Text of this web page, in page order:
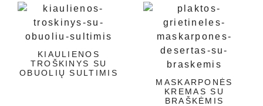
KIAULIENOS
TROŠKINYS SU
OBUOLIŲ SULTIMIS
MASKARPONĖS
KREMAS SU
BRAŠKĖMIS